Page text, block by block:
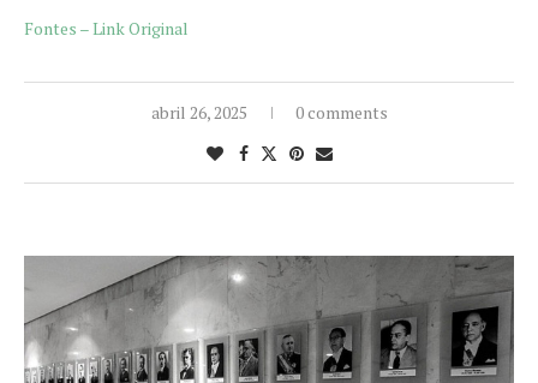
Fontes – Link Original
abril 26, 2025 0 comments